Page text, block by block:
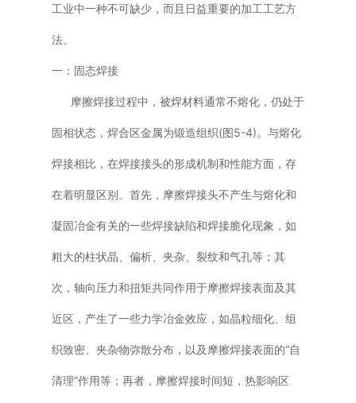
工业中一种不可缺少，而且日益重要的加工工艺方
法。
一：固态焊接
摩擦焊接过程中，被焊材料通常不熔化，仍处于
固相状态，焊合区金属为锻造组织(图5-4)。与熔化
焊接相比，在焊接接头的形成机制和性能方面，存
在着明显区别。首先，摩擦焊接头不产生与熔化和
凝固冶金有关的一些焊接缺陷和焊接脆化现象，如
粗大的柱状晶、偏析、夹杂、裂纹和气孔等；其
次，轴向压力和扭矩共同作用于摩擦焊接表面及其
近区，产生了一些力学冶金效应，如晶粒细化、组
织致密、夹杂物弥散分布，以及摩擦焊接表面的“自
清理”作用等；再者，摩擦焊接时间短，热影响区